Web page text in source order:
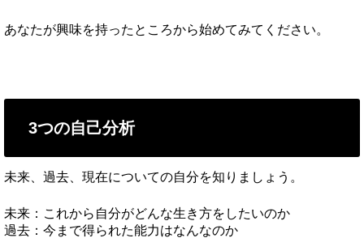
あなたが興味を持ったところから始めてみてください。
3つの自己分析
未来、過去、現在についての自分を知りましょう。
未来：これから自分がどんな生き方をしたいのか
過去：今まで得られた能力はなんなのか